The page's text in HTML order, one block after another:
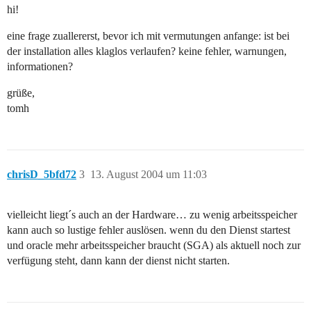
hi!
eine frage zuallererst, bevor ich mit vermutungen anfange: ist bei
der installation alles klaglos verlaufen? keine fehler, warnungen,
informationen?
grüße,
tomh
chrisD_5bfd72 13. August 2004 um 11:03
3
vielleicht liegt´s auch an der Hardware… zu wenig arbeitsspeicher
kann auch so lustige fehler auslösen. wenn du den Dienst startest
und oracle mehr arbeitsspeicher braucht (SGA) als aktuell noch zur
verfügung steht, dann kann der dienst nicht starten.